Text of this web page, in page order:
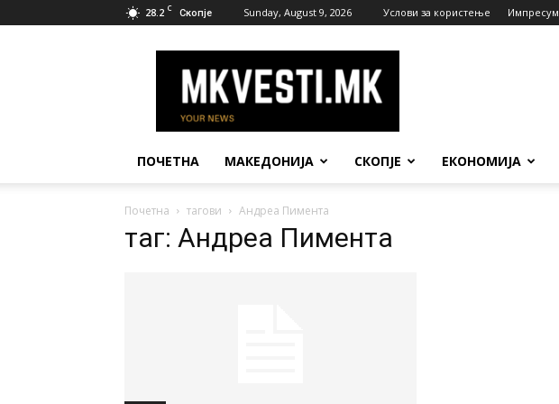
28.2 C Скопје Sunday, August 9, 2026 Услови за користење Импресум
Вести
ПОЧЕТНА МАКЕДОНИЈА СКОПЈЕ ЕКОНОМИЈА
Почетна тагови Андреа Пимента
таг: Андреа Пимента